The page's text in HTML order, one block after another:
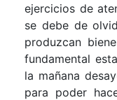
ejercicios de
se debe de
produzcan
fundamental
la mañana
para poder